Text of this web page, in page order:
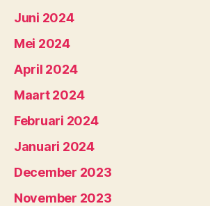
Juni 2024
Mei 2024
April 2024
Maart 2024
Februari 2024
Januari 2024
December 2023
November 2023